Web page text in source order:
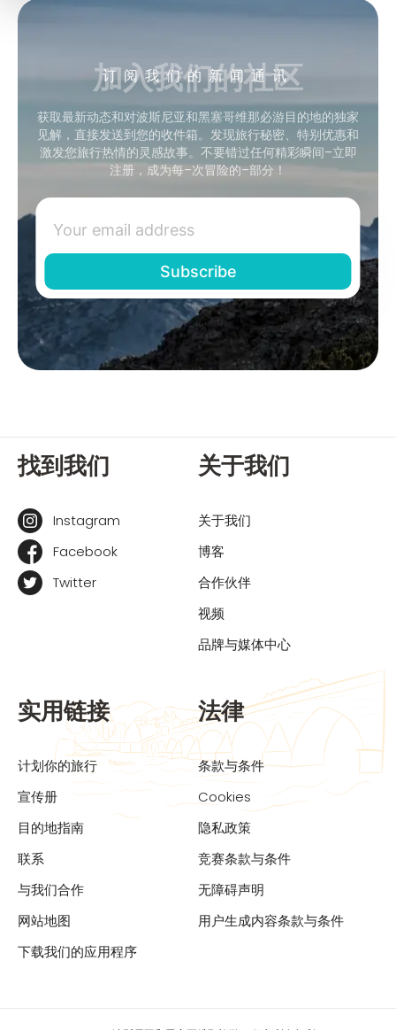
订阅我们的新闻通讯
加入我们的社区
获取最新动态和对波斯尼亚和黑塞哥维那必游目的地的独家
见解，直接发送到您的收件箱。发现旅行秘密、特别优惠和
激发您旅行热情的灵感故事。不要错过任何精彩瞬间–立即
注册，成为每–次冒险的–部分！
找到我们
Instagram
Facebook
Twitter
关于我们
关于我们
博客
合作伙伴
视频
品牌与媒体中心
实用链接
计划你的旅行
宣传册
目的地指南
联系
与我们合作
网站地图
下载我们的应用程序
法律
条款与条件
Cookies
隐私政策
竞赛条款与条件
无障碍声明
用户生成内容条款与条件